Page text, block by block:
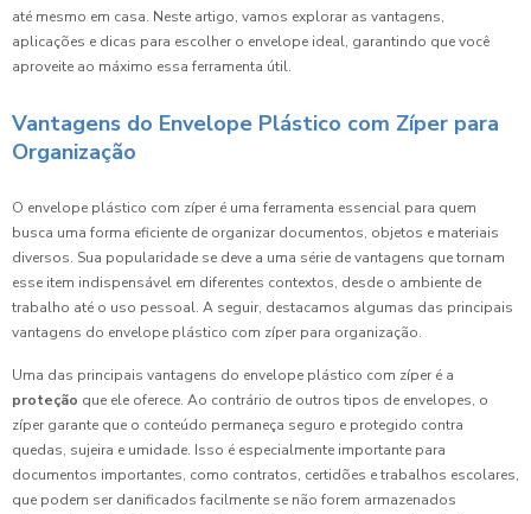
até mesmo em casa. Neste artigo, vamos explorar as vantagens,
aplicações e dicas para escolher o envelope ideal, garantindo que você
aproveite ao máximo essa ferramenta útil.
Vantagens do Envelope Plástico com Zíper para
Organização
O envelope plástico com zíper é uma ferramenta essencial para quem
busca uma forma eficiente de organizar documentos, objetos e materiais
diversos. Sua popularidade se deve a uma série de vantagens que tornam
esse item indispensável em diferentes contextos, desde o ambiente de
trabalho até o uso pessoal. A seguir, destacamos algumas das principais
vantagens do envelope plástico com zíper para organização.
Uma das principais vantagens do envelope plástico com zíper é a
proteção que ele oferece. Ao contrário de outros tipos de envelopes, o
zíper garante que o conteúdo permaneça seguro e protegido contra
quedas, sujeira e umidade. Isso é especialmente importante para
documentos importantes, como contratos, certidões e trabalhos escolares,
que podem ser danificados facilmente se não forem armazenados